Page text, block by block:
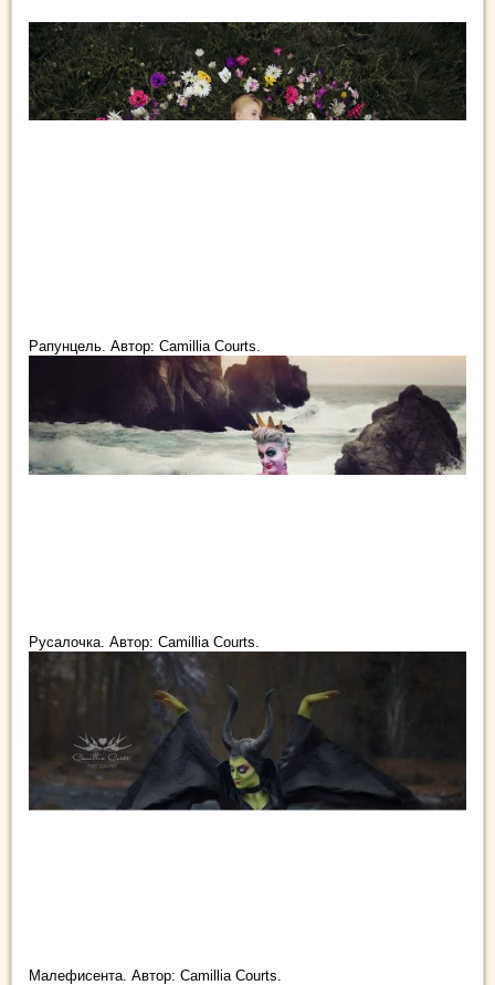
Рапунцель. Автор: Camillia Courts.
Русалочка. Автор: Camillia Courts.
Малефисента. Автор: Camillia Courts.